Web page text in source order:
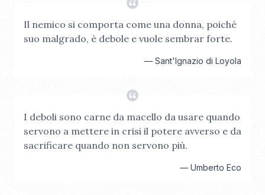
Il nemico si comporta come una donna, poiché
suo malgrado, è debole e vuole sembrar forte.
— Sant'Ignazio di Loyola
I deboli sono carne da macello da usare quando
servono a mettere in crisi il potere avverso e da
sacrificare quando non servono più.
— Umberto Eco